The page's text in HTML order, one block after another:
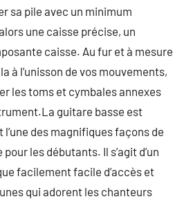
sa pile avec un minimum
une caisse précise, un
caisse. Au fur et à mesure
à l’unisson de vos mouvements,
les toms et cymbales annexes
guitare basse est
des magnifiques façons de
les débutants. Il s’agit d’un
facilement facile d’accès et
qui adorent les chanteurs